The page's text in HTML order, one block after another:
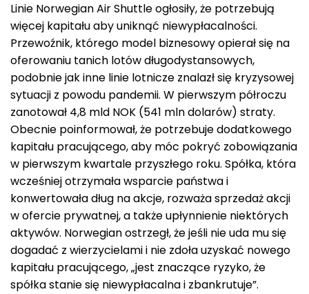
Linie Norwegian Air Shuttle ogłosiły, że potrzebują
więcej kapitału aby uniknąć niewypłacalności.
Przewoźnik, którego model biznesowy opierał się na
oferowaniu tanich lotów długodystansowych,
podobnie jak inne linie lotnicze znalazł się kryzysowej
sytuacji z powodu pandemii. W pierwszym półroczu
zanotował 4,8 mld NOK (541 mln dolarów) straty.
Obecnie poinformował, że potrzebuje dodatkowego
kapitału pracującego, aby móc pokryć zobowiązania
w pierwszym kwartale przyszłego roku. Spółka, która
wcześniej otrzymała wsparcie państwa i
konwertowała dług na akcje, rozważa sprzedaż akcji
w ofercie prywatnej, a także upłynnienie niektórych
aktywów. Norwegian ostrzegł, że jeśli nie uda mu się
dogadać z wierzycielami i nie zdoła uzyskać nowego
kapitału pracującego, „jest znaczące ryzyko, że
spółka stanie się niewypłacalna i zbankrutuje”.